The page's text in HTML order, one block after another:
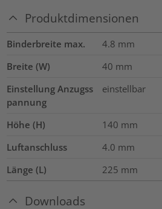
Produktdimensionen
Binderbreite max. 4.8 mm
Breite (W)
40 mm
Einstellung Anzugss
pannung
einstellbar
Höhe (H) 140 mm
Luftanschluss
4.0 mm
Länge (L)
225 mm
Downloads